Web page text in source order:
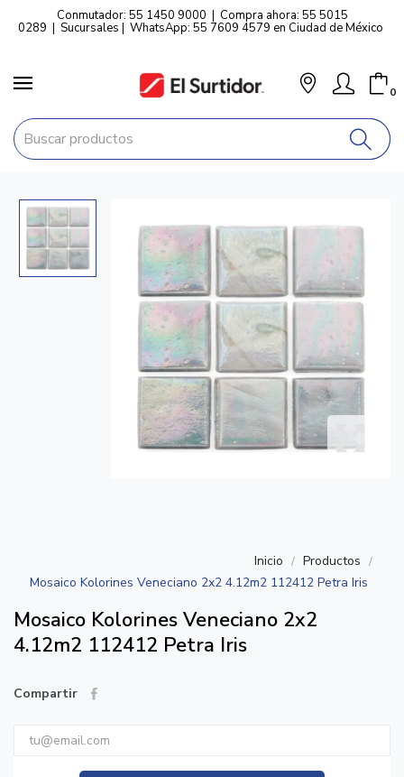
Conmutador: 55 1450 9000 | Compra ahora: 55 5015
0289 | Sucursales | WhatsApp: 55 7609 4579 en Ciudad de México
0
Inicio
Productos
Mosaico Kolorines Veneciano 2x2 4.12m2 112412 Petra Iris
Mosaico Kolorines Veneciano 2x2
4.12m2 112412 Petra Iris
Compartir